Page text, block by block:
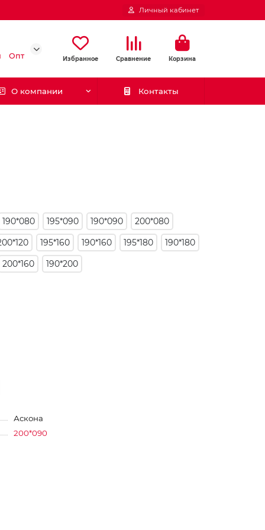
Личный кабинет
Опт Избранное Сравнение Корзина
О компании Контакты
190*080 195*090 190*090
200*080
195*160 190*160 195*180
190*180
200*160 190*200
Аскона
200*090